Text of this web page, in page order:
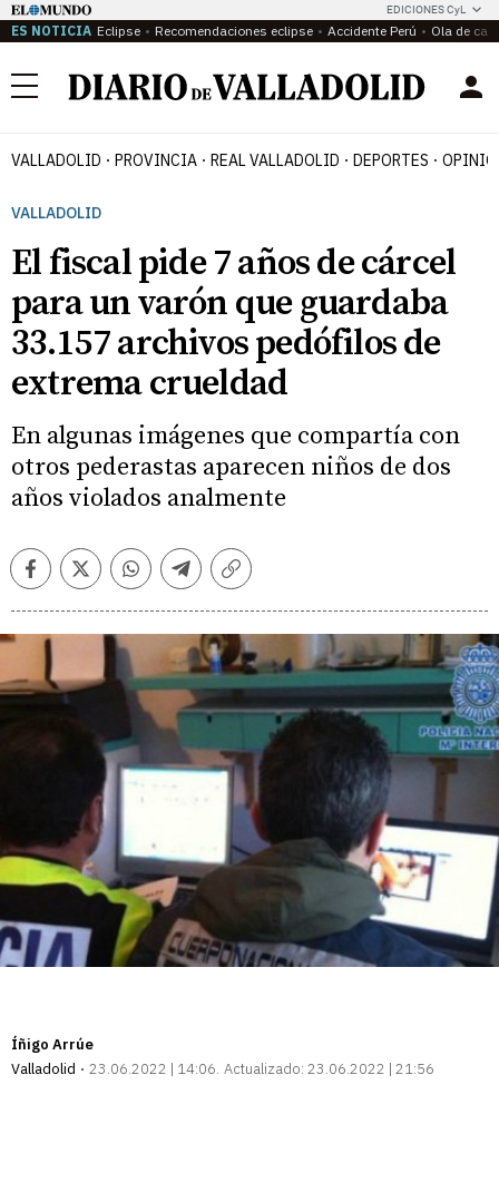
EDICIONES CyL
ES NOTICIA Eclipse Recomendaciones eclipse Accidente Perú Ola de
Menú
VALLADOLID PROVINCIA REAL VALLADOLID DEPORTES
VALLADOLID
El fiscal pide 7 años de cárcel
para un varón que guardaba
33.157 archivos pedófilos de
extrema crueldad
En algunas imágenes que compartía con
otros pederastas aparecen niños de dos
años violados analmente
FacebookTwitterWhatsappTelegramCopiar
Íñigo Arrúe
Valladolid
23.06.2022 | 14:06 Actualizado: 23.06.2022 | 21:56